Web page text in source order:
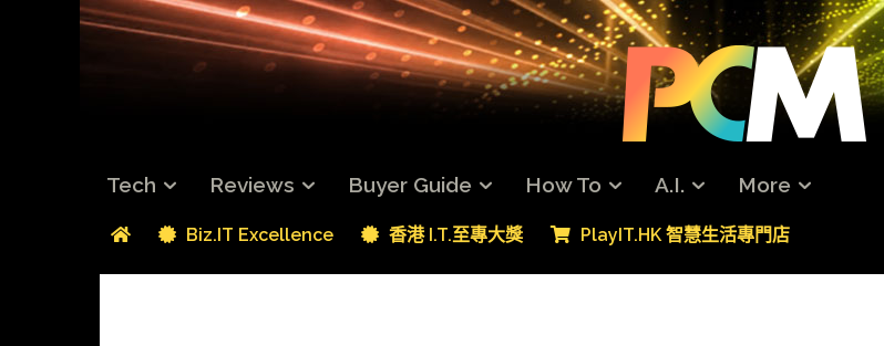
Tech Reviews Buyer Guide How To A.I. More
Biz.IT Excellence 香港 I.T.至專大獎 PlayIT.HK 智慧生活專門店